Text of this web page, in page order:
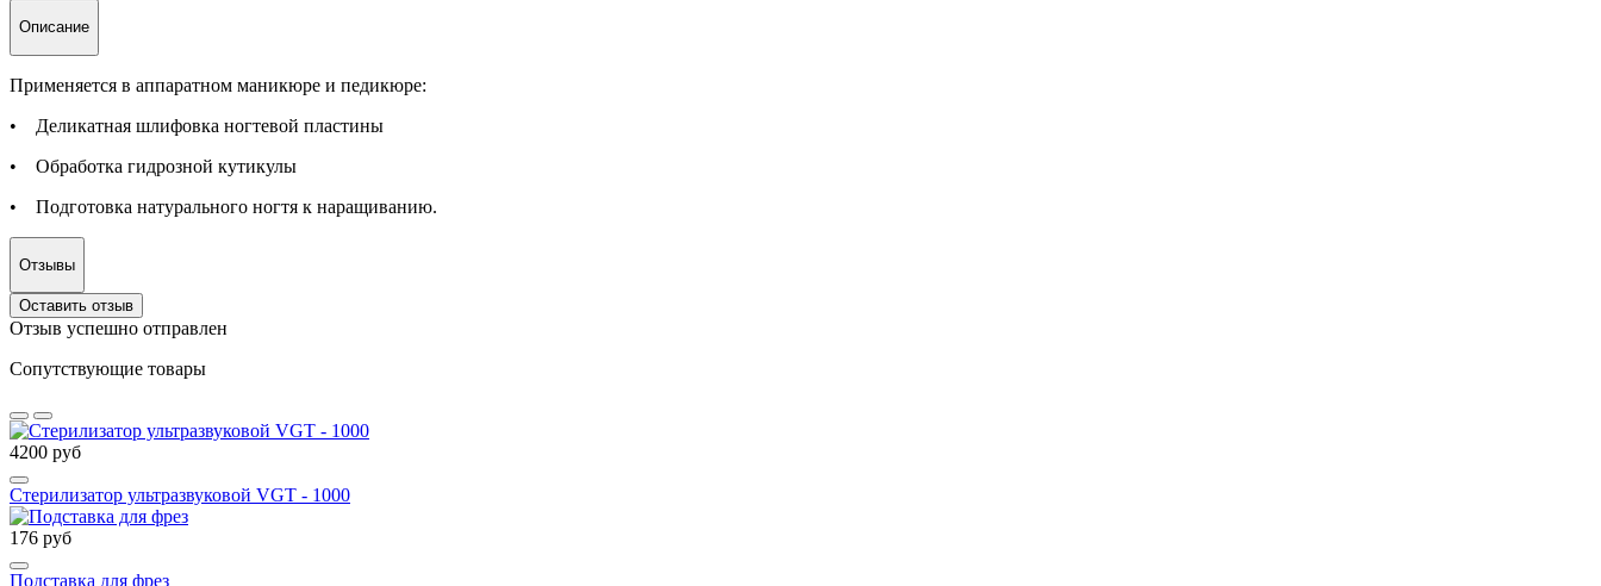
Описание
Применяется в аппаратном маникюре и педикюре:
• Деликатная шлифовка ногтевой пластины
• Обработка гидрозной кутикулы
• Подготовка натурального ногтя к наращиванию.
Отзывы
Оставить отзыв
Отзыв успешно отправлен
Сопутствующие товары
4200 руб
Стерилизатор ультразвуковой VGT - 1000
176 руб
Подставка для фрез